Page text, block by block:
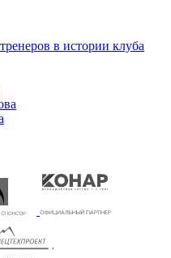
в истории клуба